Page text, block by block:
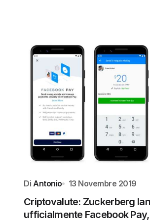
Di Antonio 13 Novembre 2019
Criptovalute: Zuckerberg
ufficialmente Facebook